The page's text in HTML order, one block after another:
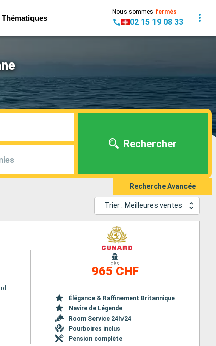
Thématiques
Nous sommes fermés
02 15 19 08 33
Rechercher
Recherche Avancée
Trier : Meilleures ventes
dès
965 CHF
Élégance & Raffinement Britannique
Navire de Légende
Room Service 24h/24
Pourboires inclus
Pension complète